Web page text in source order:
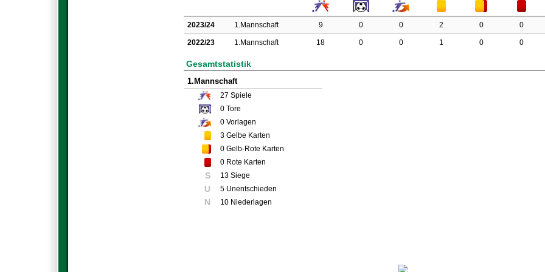
2023/24 1.Mannschaft 9 0 0 2 0 0
2022/23 1.Mannschaft 18 0 0 1 0 0
Gesamtstatistik
1.Mannschaft
27 Spiele
0 Tore
0 Vorlagen
3 Gelbe Karten
0 Gelb-Rote Karten
0 Rote Karten
S 13 Siege
U 5 Unentschieden
N 10 Niederlagen